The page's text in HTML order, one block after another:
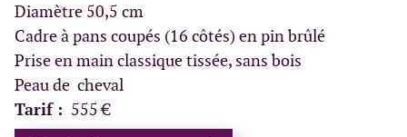
Diamètre 50,5 cm
Cadre à pans coupés (16 côtés) en pin brûlé
Prise en main classique tissée, sans bois
Peau de cheval
Tarif : 555 €